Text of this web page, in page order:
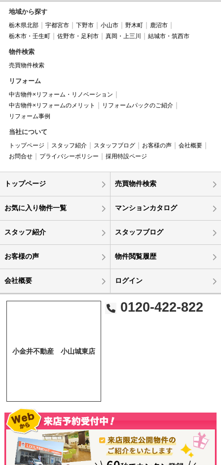
地域から探す
栃木県北部 宇都宮市 下野市 小山市 野木町
鹿沼市
栃木市・壬生町
佐野市・足利市 真岡・上三川 結城市・筑西市
物件検索
売買物件検索
リフォーム
中古物件×リフォーム・リノベーション
中古物件×リフォームのメリット
リフォームパックのご紹介
リフォーム事例
当社について
トップページ スタッフ紹介 スタッフブログ お客様の声
会社概要
お問合せ
プライバシーポリシー 採用特設ページ
トップページ 売買物件検索
お気に入り物件一覧 マンションカタログ
スタッフ紹介 スタッフブログ
お客様の声 物件閲覧履歴
会社概要 ログイン
小金井不動産 小山城東店
0120-422-822